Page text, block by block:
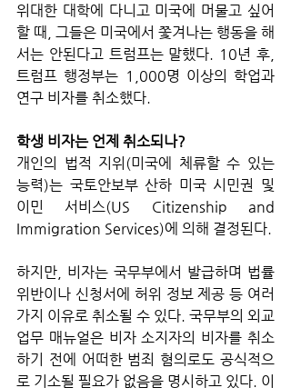
위대한 대학에 다니고 미국에 머물고 싶어
할 때, 그들은 미국에서 쫓겨나는 행동을 해
서는 안된다고 트럼프는 말했다. 10년 후,
트럼프 행정부는 1,000명 이상의 학업과
연구 비자를 취소했다.
학생 비자는 언제 취소되나?
개인의 법적 지위(미국에 체류할 수 있는
능력)는 국토안보부 산하 미국 시민권 및
이민 서비스(US Citizenship and
하지만, 비자는 국무부에서 발급하며 법률
위반이나 신청서에 허위 정보 제공 등 여러
가지 이유로 취소될 수 있다. 국무부의 외교
업무 매뉴얼은 비자 소지자의 비자를 취소
하기 전에 어떠한 범죄 혐의로도 공식적으
로 기소될 필요가 없음을 명시하고 있다. 이